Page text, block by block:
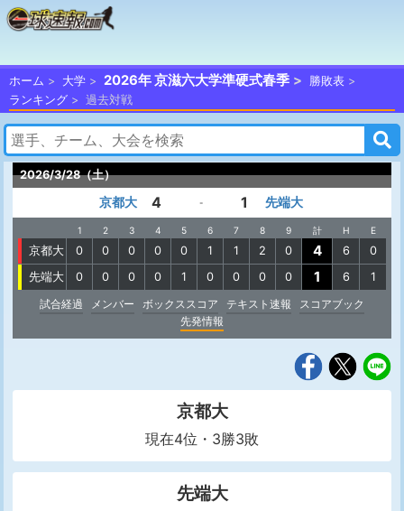
ホーム 大学 2026年 京滋六大学準硬式春季
勝敗表
ランキング
過去対戦
2026/3/28（土）
京都大 4 - 1 先端大
1 2 3 4 5 6 7 8 9 計 H E
京都大 0 0 0 0 0 1 1 2 0 4 6
0
先端大
0 0 0 0 1 0 0 0 0 1 6
1
試合経過
メンバー ボックススコア テキスト速報
スコアブック
先発情報
京都大
現在4位・3勝3敗
先端大